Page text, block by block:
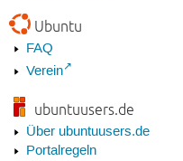
Ubuntu
FAQ
Verein
ubuntuusers.de
Über ubuntuusers.de
Portalregeln